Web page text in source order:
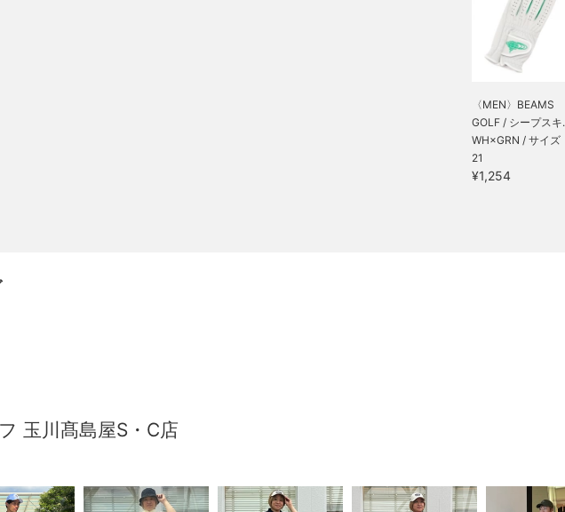
〈MEN〉BEAMS
GOLF / シープスキ
WH×GRN / サイズ
21
¥1,254
玉川髙島屋S・C店